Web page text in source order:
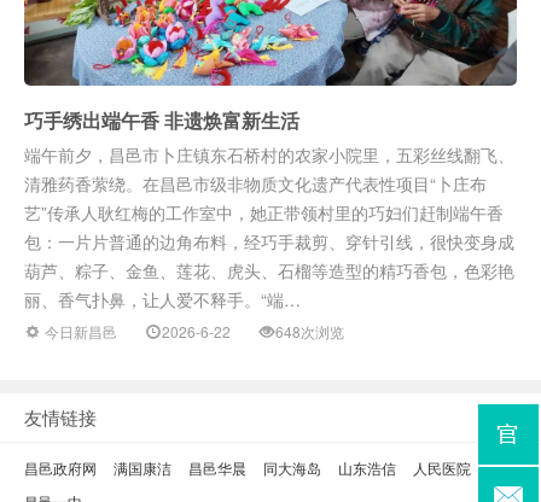
巧手绣出端午香 非遗焕富新生活
端午前夕，昌邑市卜庄镇东石桥村的农家小院里，五彩丝线翻飞、
清雅药香萦绕。在昌邑市级非物质文化遗产代表性项目“卜庄布
艺”传承人耿红梅的工作室中，她正带领村里的巧妇们赶制端午香
包：一片片普通的边角布料，经巧手裁剪、穿针引线，很快变身成
葫芦、粽子、金鱼、莲花、虎头、石榴等造型的精巧香包，色彩艳
丽、香气扑鼻，让人爱不释手。“端…
今日新昌邑 2026-6-22 648次浏览
友情链接
昌邑政府网 满国康洁 昌邑华晨 同大海岛 山东浩信
人民医院